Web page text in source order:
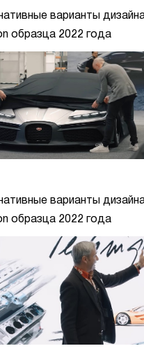
варианты
образца 2022 года
варианты
образца 2022 года